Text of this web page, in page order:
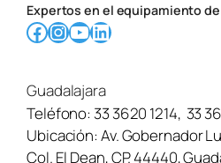
j
e
Expertos en el equipamiento
Facebook InstagramYouTube LinkedIn
Guadalajara
Teléfono:33 3620 1214, 33
Ubicación:Av. Gobernador
Col. El Dean, CP. 44440,